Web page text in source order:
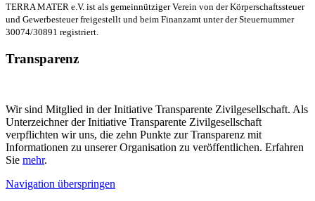
TERRA MATER e.V. ist als gemeinnütziger Verein von der Körperschaftssteuer
und Gewerbesteuer freigestellt und beim Finanzamt unter der Steuernummer
30074/30891 registriert.
Transparenz
Wir sind Mitglied in der Initiative Transparente Zivilgesellschaft. Als
Unterzeichner der Initiative Transparente Zivilgesellschaft
verpflichten wir uns, die zehn Punkte zur Transparenz mit
Informationen zu unserer Organisation zu veröffentlichen. Erfahren
Sie mehr.
Navigation überspringen